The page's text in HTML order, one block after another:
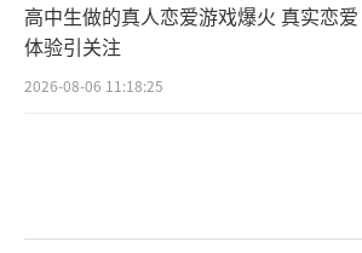
高中生做的真人恋爱游戏爆火 真实恋爱
体验引关注
2026-08-06 11:18:25